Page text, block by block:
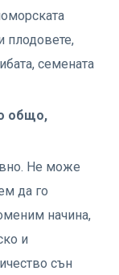
плодовете,
семената
общо,
Не може
да го
начина,
и
сън